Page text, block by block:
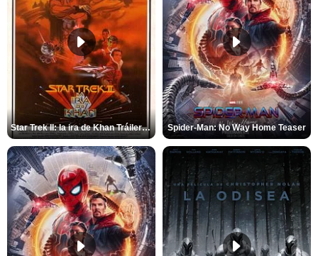
Star Trek II: la ira de Khan Tráiler VO Spider-Man: No Way Home Teaser